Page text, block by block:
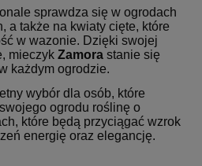
sprawdza się w ogrodach
a także na kwiaty cięte, które
w wazonie. Dzięki swojej
mieczyk Zamora stanie się
każdym ogrodzie.
wybór dla osób, które
ogrodu roślinę o
które będą przyciągać wzrok
energię oraz elegancję.